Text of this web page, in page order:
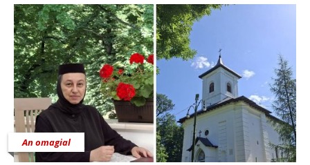
An omagial